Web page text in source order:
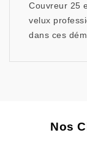
Couvreur 25
velux
dans ces
Nos